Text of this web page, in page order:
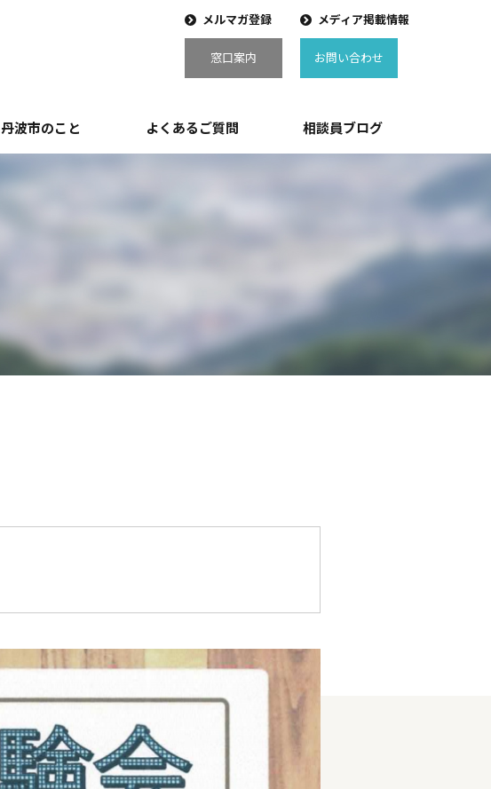
メルマガ登録
窓口案内
メディア掲載情報
お問い合わせ
丹波市のこと よくあるご質問 相談員ブログ